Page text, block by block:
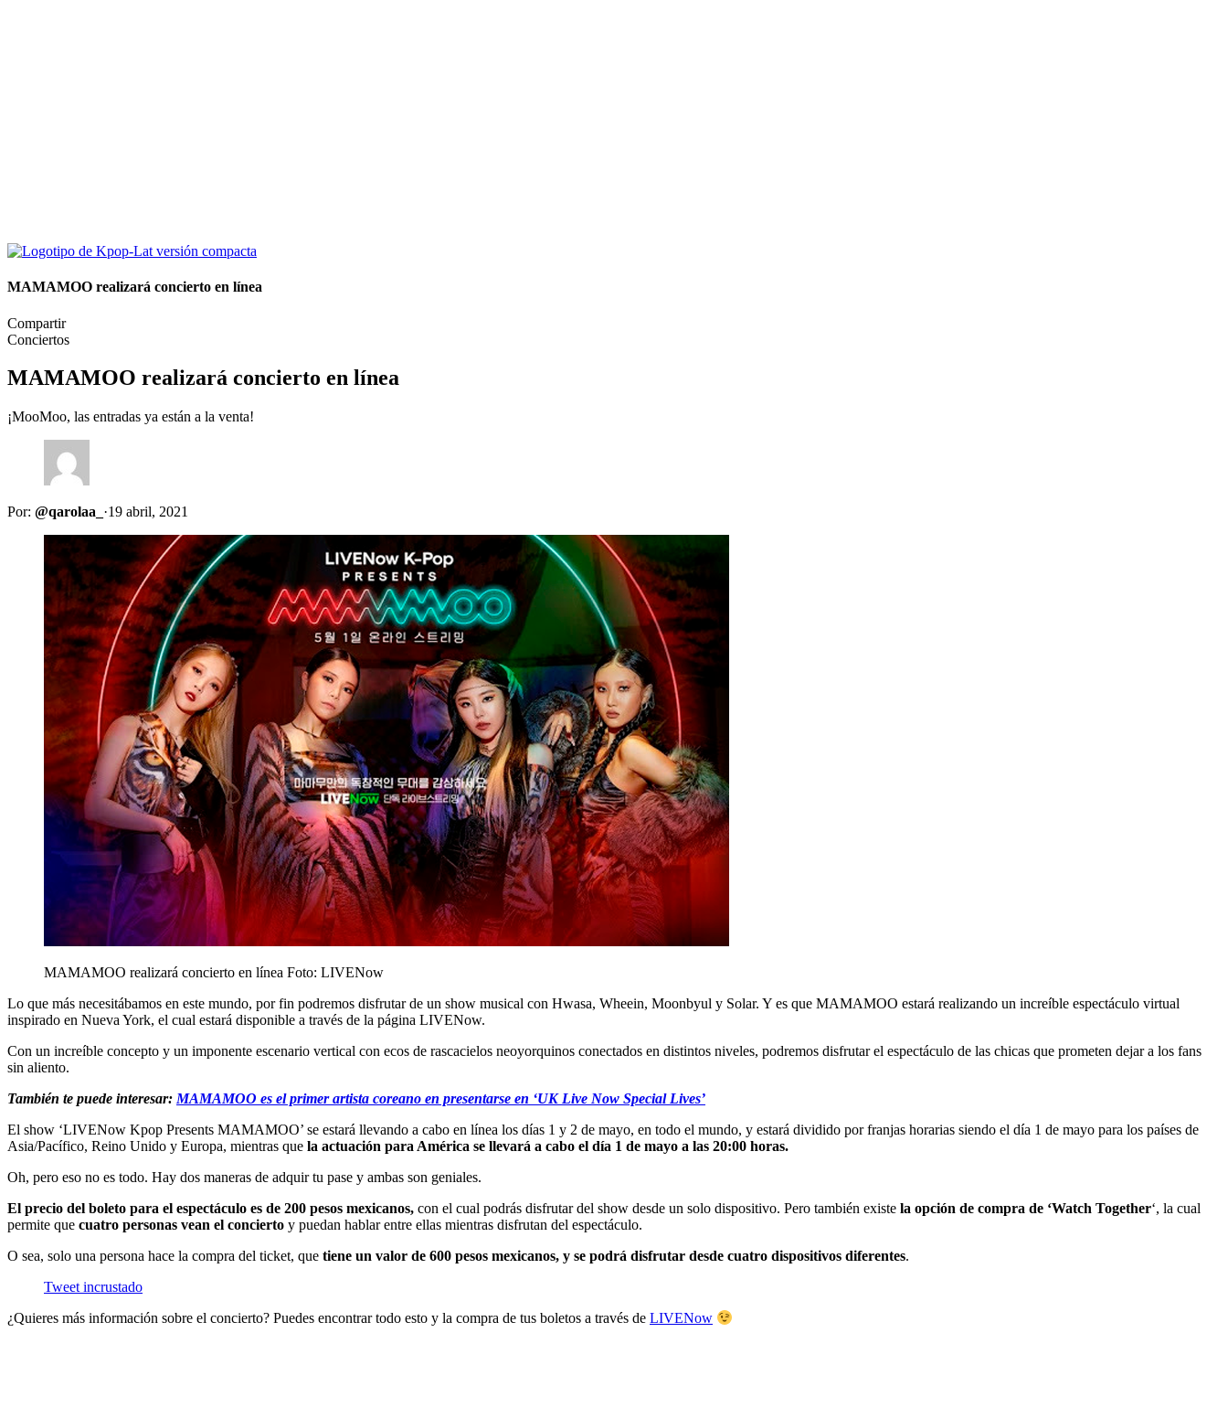
MAMAMOO realizará concierto en línea
Compartir
Conciertos
MAMAMOO realizará concierto en línea
¡MooMoo, las entradas ya están a la venta!
Por: @qarolaa_ ·19 abril, 2021
MAMAMOO realizará concierto en línea Foto: LIVENow
Lo que más necesitábamos en este mundo, por fin podremos disfrutar de un show musical con Hwasa, Wheein, Moonbyul y Solar. Y es que MAMAMOO estará realizando un increíble espectáculo virtual
inspirado en Nueva York, el cual estará disponible a través de la página LIVENow.
Con un increíble concepto y un imponente escenario vertical con ecos de rascacielos neoyorquinos conectados en distintos niveles, podremos disfrutar el espectáculo de las chicas que prometen dejar a los fans
sin aliento.
También te puede interesar: MAMAMOO es el primer artista coreano en presentarse en ‘UK Live Now Special Lives’
El show ‘LIVENow Kpop Presents MAMAMOO’ se estará llevando a cabo en línea los días 1 y 2 de mayo, en todo el mundo, y estará dividido por franjas horarias siendo el día 1 de mayo para los países de
Asia/Pacífico, Reino Unido y Europa, mientras que la actuación para América se llevará a cabo el día 1 de mayo a las 20:00 horas.
Oh, pero eso no es todo. Hay dos maneras de adquir tu pase y ambas son geniales.
El precio del boleto para el espectáculo es de 200 pesos mexicanos, con el cual podrás disfrutar del show desde un solo dispositivo. Pero también existe la opción de compra de ‘Watch Together‘, la cual
permite que cuatro personas vean el concierto y puedan hablar entre ellas mientras disfrutan del espectáculo.
O sea, solo una persona hace la compra del ticket, que tiene un valor de 600 pesos mexicanos, y se podrá disfrutar desde cuatro dispositivos diferentes.
Tweet incrustado
¿Quieres más información sobre el concierto? Puedes encontrar todo esto y la compra de tus boletos a través de LIVENow